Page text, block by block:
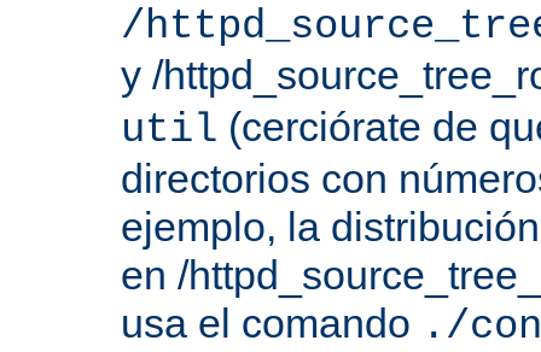
/
y /
util (cerciórate de
directorios con
ejemplo, la
en /
usa el comando ./